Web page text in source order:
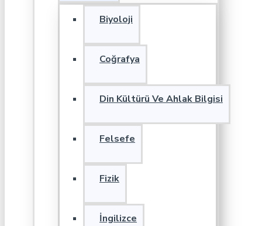
Biyoloji
Coğrafya
Din Kültürü Ve Ahlak Bilgisi
Felsefe
Fizik
İngilizce